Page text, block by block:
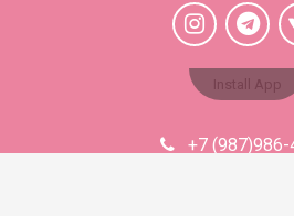
+7 (987)986-
Install App